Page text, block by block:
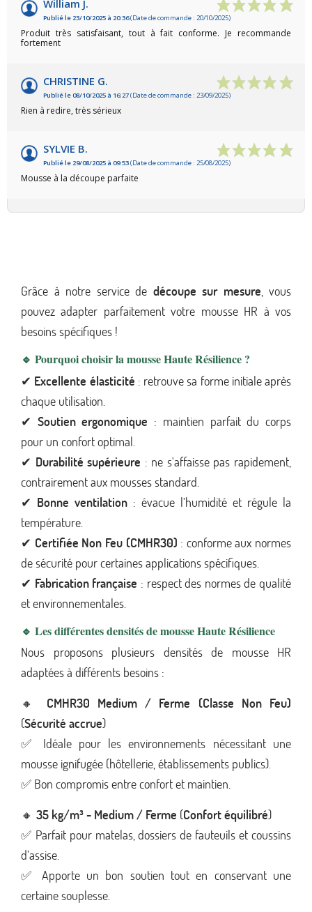
William J.
Publié le 23/10/2025 à 20:36(Date de commande : 20/10/2025)
Produit très satisfaisant, tout à fait conforme. Je recommande
fortement
CHRISTINE G.
Publié le 08/10/2025 à 16:27(Date de commande : 23/09/2025)
Rien à redire, très sérieux
SYLVIE B.
Publié le 29/08/2025 à 09:53(Date de commande : 25/08/2025)
Mousse à la découpe parfaite
Grâce à notre service de découpe sur mesure, vous
pouvez adapter parfaitement votre mousse HR à vos
besoins spécifiques !
🔹 Pourquoi choisir la mousse Haute Résilience ?
✔ Excellente élasticité : retrouve sa forme initiale après
chaque utilisation.
✔ Soutien ergonomique : maintien parfait du corps
pour un confort optimal.
✔ Durabilité supérieure : ne s'affaisse pas rapidement,
contrairement aux mousses standard.
✔ Bonne ventilation : évacue l’humidité et régule la
température.
✔ Certifiée Non Feu (CMHR30) : conforme aux normes
de sécurité pour certaines applications spécifiques.
✔ Fabrication française : respect des normes de qualité
et environnementales.
🔹 Les différentes densités de mousse Haute Résilience
Nous proposons plusieurs densités de mousse HR
adaptées à différents besoins :
🔸 CMHR30 Medium / Ferme (Classe Non Feu)
(Sécurité accrue)
✅ Idéale pour les environnements nécessitant une
mousse ignifugée (hôtellerie, établissements publics).
✅ Bon compromis entre confort et maintien.
🔸 35 kg/m³ - Medium / Ferme (Confort équilibré)
✅ Parfait pour matelas, dossiers de fauteuils et coussins
d’assise.
✅ Apporte un bon soutien tout en conservant une
certaine souplesse.